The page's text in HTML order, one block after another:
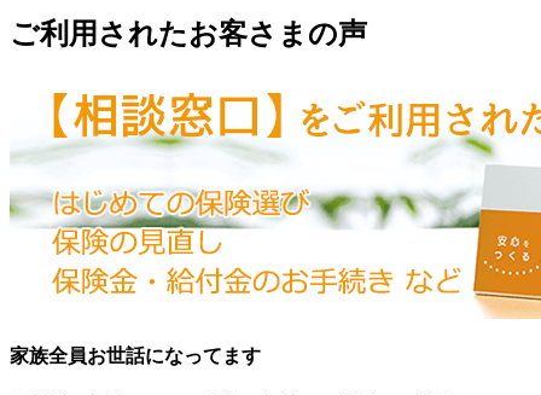
ご利用されたお客さまの声
家族全員お世話になってます